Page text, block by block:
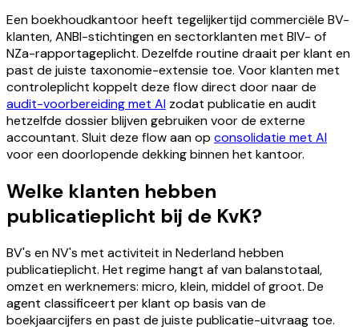
Een boekhoudkantoor heeft tegelijkertijd commerciële BV-
klanten, ANBI-stichtingen en sectorklanten met BIV- of
NZa-rapportageplicht. Dezelfde routine draait per klant en
past de juiste taxonomie-extensie toe. Voor klanten met
controleplicht koppelt deze flow direct door naar de
audit-voorbereiding met AI zodat publicatie en audit
hetzelfde dossier blijven gebruiken voor de externe
accountant. Sluit deze flow aan op consolidatie met AI
voor een doorlopende dekking binnen het kantoor.
Welke klanten hebben
publicatieplicht bij de KvK?
BV's en NV's met activiteit in Nederland hebben
publicatieplicht. Het regime hangt af van balanstotaal,
omzet en werknemers: micro, klein, middel of groot. De
agent classificeert per klant op basis van de
boekjaarcijfers en past de juiste publicatie-uitvraag toe.